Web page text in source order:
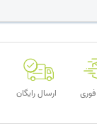
ارسال رایگان